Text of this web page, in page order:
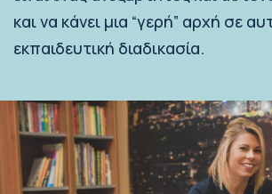
και να κάνει μια “γερή” αρχή σε
εκπαιδευτική διαδικασία.